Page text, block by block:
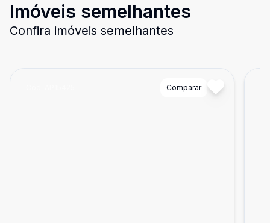
Imóveis semelhantes
Confira imóveis semelhantes
Comparar